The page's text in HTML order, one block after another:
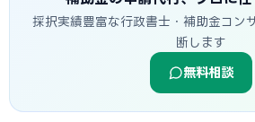
採択実績豊富な行政書士・補助金コン
断します
無料相談